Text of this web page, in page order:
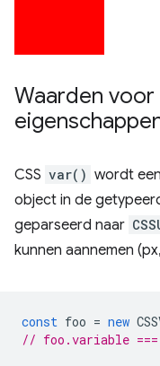
Waarden voor
CSS var() wordt een
object in de
geparseerd naar
kunnen aannemen
const foo = new
// foo.variable